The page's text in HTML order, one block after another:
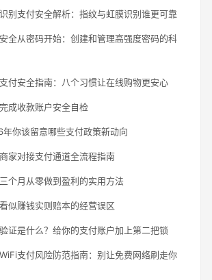
别支付安全解析：指纹与虹膜识别谁更可靠
全从密码开始：创建和管理高强度密码的科
付安全指南：八个习惯让在线购物更安心
成收款账户安全自检
年你该留意哪些支付政策新动向
家对接支付通道全流程指南
个月从零做到盈利的实用方法
似赚钱实则赔本的经营误区
证是什么？给你的支付账户加上第二把锁
支付风险防范指南：别让免费网络刷走你